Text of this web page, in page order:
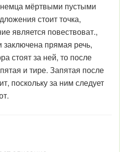
мёртвыми пустыми
стоит точка,
является повествоват.,
заключена прямая речь,
стоят за ней, то после
и тире. Запятая после
поскольку за ним следует